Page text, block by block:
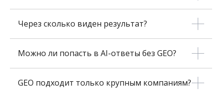
Через сколько виден результат?
Можно ли попасть в AI-ответы без GEO?
GEO подходит только крупным компаниям?